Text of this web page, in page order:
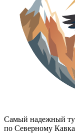
Самый надежный
по Северному